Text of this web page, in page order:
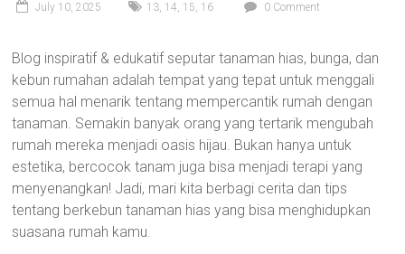
July 10, 2025 13, 14, 15, 16 0 Comment
Blog inspiratif & edukatif seputar tanaman hias, bunga, dan
kebun rumahan adalah tempat yang tepat untuk menggali
semua hal menarik tentang mempercantik rumah dengan
tanaman. Semakin banyak orang yang tertarik mengubah
rumah mereka menjadi oasis hijau. Bukan hanya untuk
estetika, bercocok tanam juga bisa menjadi terapi yang
menyenangkan! Jadi, mari kita berbagi cerita dan tips
tentang berkebun tanaman hias yang bisa menghidupkan
suasana rumah kamu.